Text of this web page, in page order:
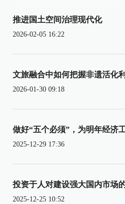
推进国土空间治理现代化
2026-02-05 16:22
文旅融合中如何把握非遗活化
2026-01-30 09:18
做好“五个必须”，为明年经济
2025-12-29 17:36
投资于人对建设强大国内市场
2025-12-25 10:52